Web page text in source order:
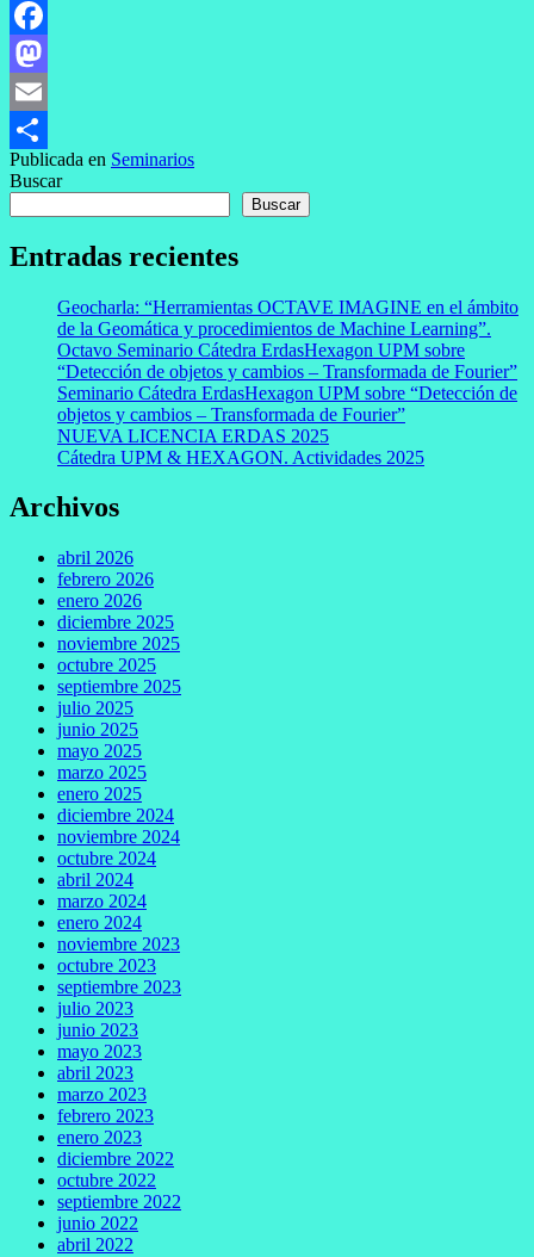
Facebook
Mastodon
Email
Compartir
Publicada en Seminarios
Buscar
Buscar
Entradas recientes
Geocharla: “Herramientas OCTAVE IMAGINE en el ámbito
de la Geomática y procedimientos de Machine Learning”.
Octavo Seminario Cátedra ErdasHexagon UPM sobre
“Detección de objetos y cambios – Transformada de Fourier”
Seminario Cátedra ErdasHexagon UPM sobre “Detección de
objetos y cambios – Transformada de Fourier”
NUEVA LICENCIA ERDAS 2025
Cátedra UPM & HEXAGON. Actividades 2025
Archivos
abril 2026
febrero 2026
enero 2026
diciembre 2025
noviembre 2025
octubre 2025
septiembre 2025
julio 2025
junio 2025
mayo 2025
marzo 2025
enero 2025
diciembre 2024
noviembre 2024
octubre 2024
abril 2024
marzo 2024
enero 2024
noviembre 2023
octubre 2023
septiembre 2023
julio 2023
junio 2023
mayo 2023
abril 2023
marzo 2023
febrero 2023
enero 2023
diciembre 2022
octubre 2022
septiembre 2022
junio 2022
abril 2022